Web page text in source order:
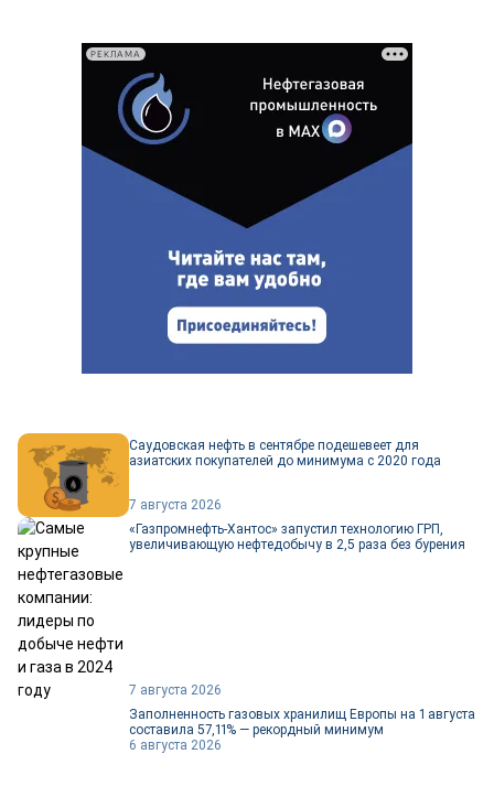
Саудовская нефть в сентябре подешевеет для
азиатских покупателей до минимума с 2020 года
7 августа 2026
«Газпромнефть-Хантос» запустил технологию ГРП,
увеличивающую нефтедобычу в 2,5 раза без бурения
7 августа 2026
Заполненность газовых хранилищ Европы на 1 августа
составила 57,11% — рекордный минимум
6 августа 2026
РЕКЛАМА